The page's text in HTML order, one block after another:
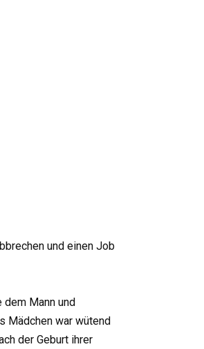
und einen Job
Mann und
Mädchen war wütend
der Geburt ihrer